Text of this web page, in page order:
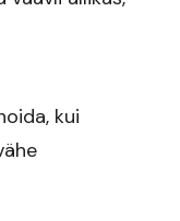
kui